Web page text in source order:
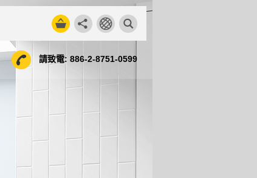
請致電: 886-2-8751-0599